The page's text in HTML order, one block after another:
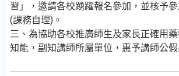
習」，邀請各校踴躍報名參加，並核予
(課務自理)。
三、為協助各校推廣師生及家長正確用
知能，副知講師所屬單位，惠予講師公假